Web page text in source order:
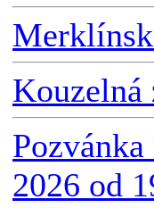
Kouzelná
2026 od